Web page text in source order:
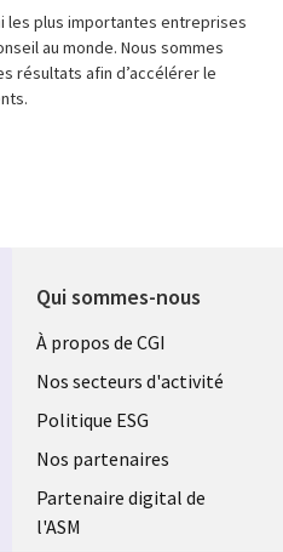
les plus importantes entreprises
au monde. Nous sommes
résultats afin d’accélérer le
Qui sommes-nous
Useful
links
FRANCE
À propos de CGI
Nos secteurs d'activité
Politique ESG
Nos partenaires
Partenaire digital de
l'ASM